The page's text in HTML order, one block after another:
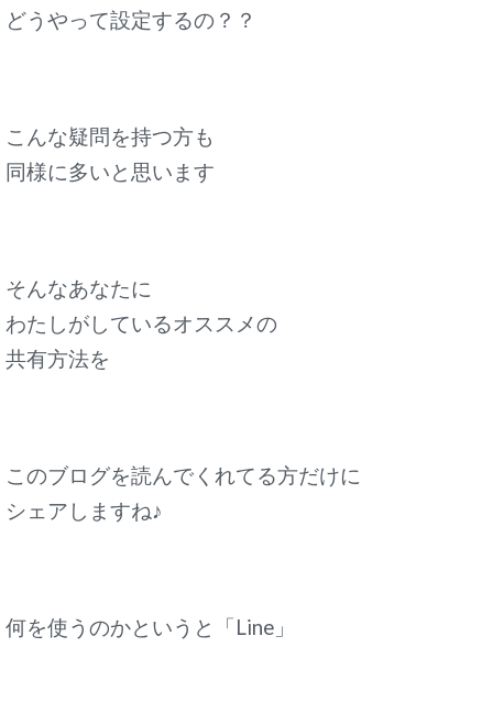
どうやって設定するの？？
こんな疑問を持つ方も
同様に多いと思います
そんなあなたに
わたしがしているオススメの
共有方法を
このブログを読んでくれてる方だけに
シェアしますね♪
何を使うのかというと「Line」